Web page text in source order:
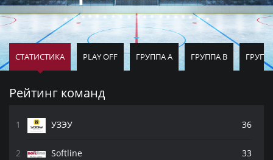
СТАТИСТИКА PLAY OFF ГРУППА A ГРУППА B
Рейтинг команд
УЗЭУ 36
Softline 33